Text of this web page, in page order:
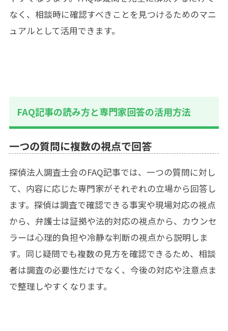
なく、相談時に確認すべきことを見つけるためのマニ
ュアルとして活用できます。
FAQ記事の読み方と専門家回答の活用方法
一つの質問に複数の視点で回答
探偵法人調査士会のFAQ記事では、一つの質問に対し
て、内容に応じた専門家がそれぞれの立場から回答し
ます。探偵は調査で確認できる事実や現場対応の視点
から、弁護士は証拠や法的対応の視点から、カウンセ
ラーは心理的負担や冷静な判断の視点から説明しま
す。同じ疑問でも複数の見方を確認できるため、相談
者は調査の必要性だけでなく、今後の対応や注意点ま
で整理しやすくなります。